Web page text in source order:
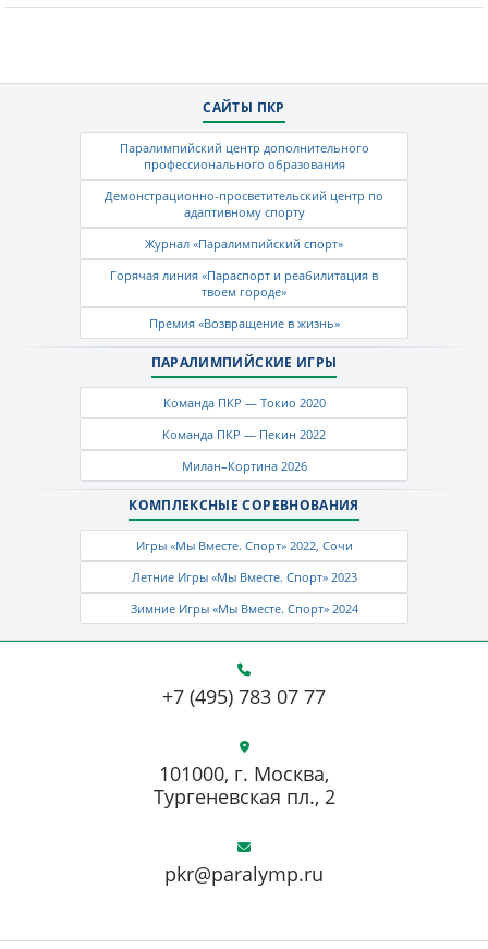
САЙТЫ ПКР
Паралимпийский центр дополнительного
профессионального образования
Демонстрационно-просветительский центр по
адаптивному спорту
Журнал «Паралимпийский спорт»
Горячая линия «Параспорт и реабилитация в
твоем городе»
Премия «Возвращение в жизнь»
ПАРАЛИМПИЙСКИЕ ИГРЫ
Команда ПКР — Токио 2020
Команда ПКР — Пекин 2022
Милан–Кортина 2026
КОМПЛЕКСНЫЕ СОРЕВНОВАНИЯ
Игры «Мы Вместе. Спорт» 2022, Сочи
Летние Игры «Мы Вместе. Спорт» 2023
Зимние Игры «Мы Вместе. Спорт» 2024
+7 (495) 783 07 77
pkr@paralymp.ru
101000, г. Москва,
Тургеневская пл., 2